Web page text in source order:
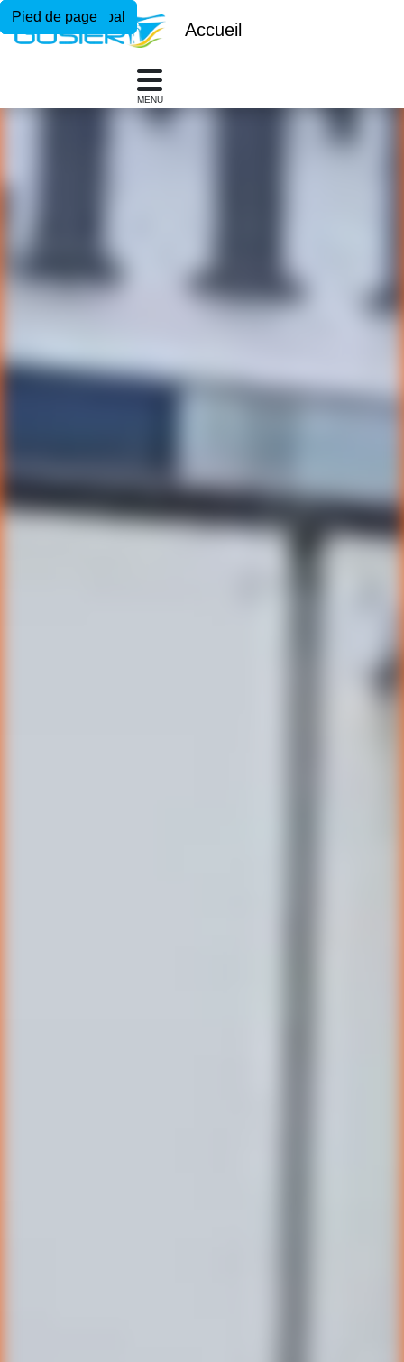
Menu principal
Contenu principal
Pied de page
Accueil
MENU